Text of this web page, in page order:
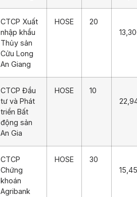
CTCP Xuất
nhập khẩu
Thủy sản
Cửu Long
An Giang
HOSE
20
CTCP Đầu
tư và Phát
triển Bất
động sản
An Gia
HOSE
10
CTCP
Chứng
khoán
Agribank
HOSE
30